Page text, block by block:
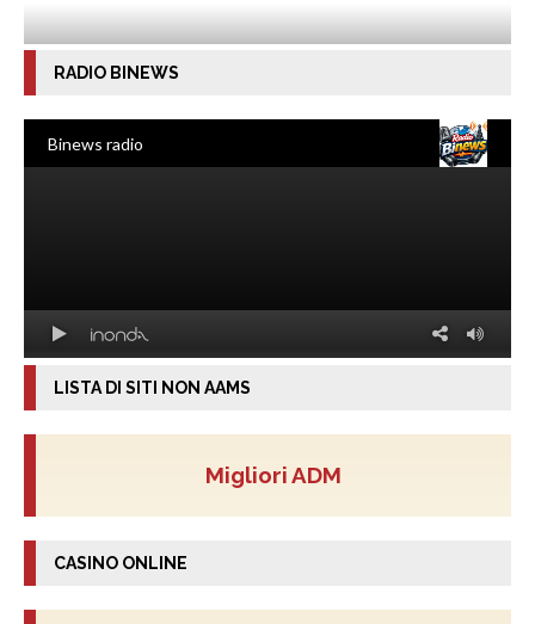
RADIO BINEWS
LISTA DI SITI NON AAMS
Migliori ADM
CASINO ONLINE